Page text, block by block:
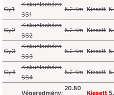
Gy1
Kiskunlacháza
SS1
5.2 Km Kiesett
Gy2
Kiskunlacháza
SS2
5.2 Km Kiesett
Gy3
Kiskunlacháza
SS3
5.2 Km Kiesett
Gy4
Kiskunlacháza
SS4
5.2 Km Kiesett
Végeredmény:
20.80
Kiesett